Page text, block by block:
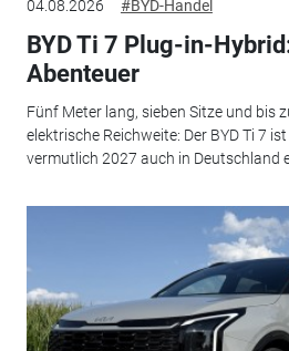
04.08.2026 #BYD-Handel
BYD Ti 7 Plug-in-
Abenteuer
Fünf Meter lang, sieben Sitze und bis
elektrische Reichweite: Der BYD Ti 7
vermutlich 2027 auch in Deutschland